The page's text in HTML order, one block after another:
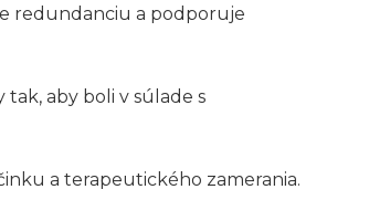
redundanciu a podporuje
aby boli v súlade s
a terapeutického zamerania.